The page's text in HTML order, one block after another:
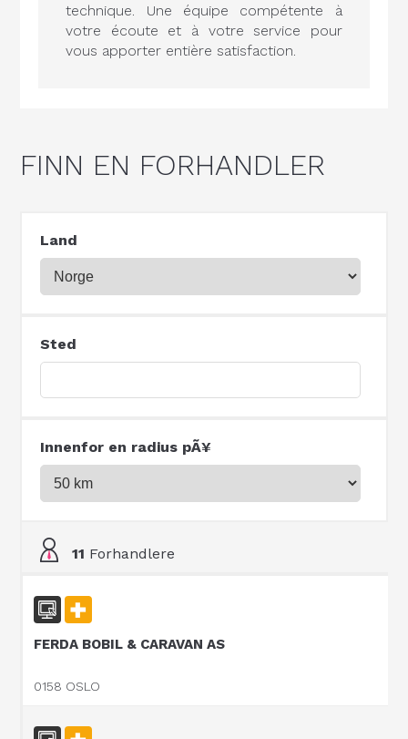
technique. Une équipe compétente à
votre écoute et à votre service pour
vous apporter entière satisfaction.
FINN EN FORHANDLER
Land
Sted
Innenfor en radius pÃ¥
11 Forhandlere
FERDA BOBIL & CARAVAN AS
0158 OSLO